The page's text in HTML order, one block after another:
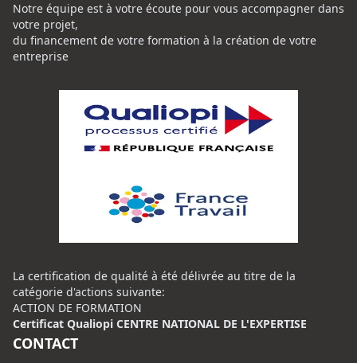
Notre équipe est à votre écoute pour vous accompagner dans
votre projet,
du financement de votre formation à la création de votre
entreprise
La certification de qualité à été délivrée au titre de la
catégorie d'actions suivante:
ACTION DE FORMATION
Certificat Qualiopi CENTRE NATIONAL DE L'EXPERTISE
CONTACT